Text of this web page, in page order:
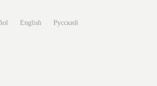
Русский
English